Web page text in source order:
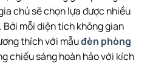
chủ sẽ chọn lựa được nhiều
Bởi mỗi diện tích không gian
thích với mẫuđèn phòng
chiếu sáng hoàn hảo với kích